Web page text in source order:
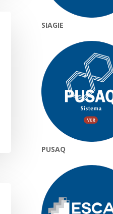
SIAGIE
PUSAQ